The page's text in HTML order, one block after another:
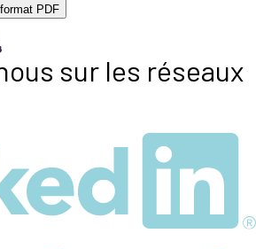
PDF
sur les réseaux